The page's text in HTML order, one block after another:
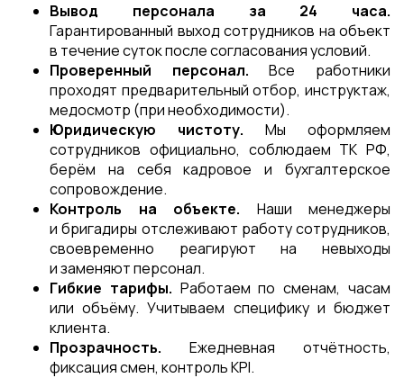
Вывод персонала за 24 часа.
Гарантированный выход сотрудников на объект
в течение суток после согласования условий.
Проверенный персонал. Все работники
проходят предварительный отбор, инструктаж,
медосмотр (при необходимости).
Юридическую чистоту. Мы оформляем
сотрудников официально, соблюдаем ТК РФ,
берём на себя кадровое и бухгалтерское
сопровождение.
Контроль на объекте. Наши менеджеры
и бригадиры отслеживают работу сотрудников,
своевременно реагируют на невыходы
и заменяют персонал.
Гибкие тарифы. Работаем по сменам, часам
или объёму. Учитываем специфику и бюджет
клиента.
Прозрачность. Ежедневная отчётность,
фиксация смен, контроль KPI.